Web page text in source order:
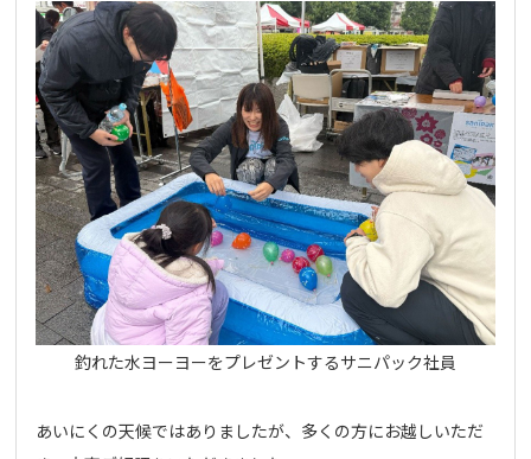
釣れた水ヨーヨーをプレゼントするサニパック社員
あいにくの天候ではありましたが、多くの方にお越しいただ